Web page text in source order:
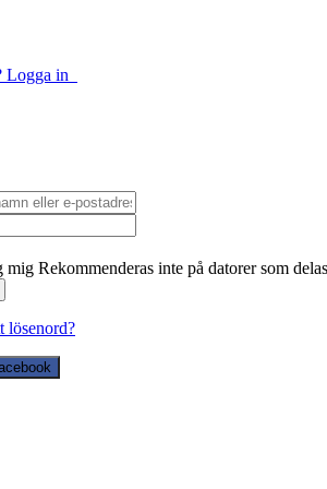
Logga in
mig Rekommenderas inte på datorer som
lösenord?